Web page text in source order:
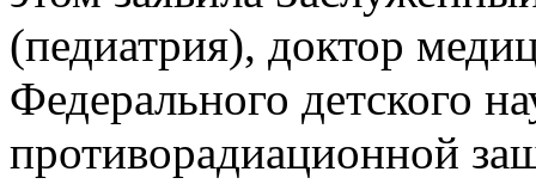
(педиатрия), доктор
Федерального детского
противорадиационной